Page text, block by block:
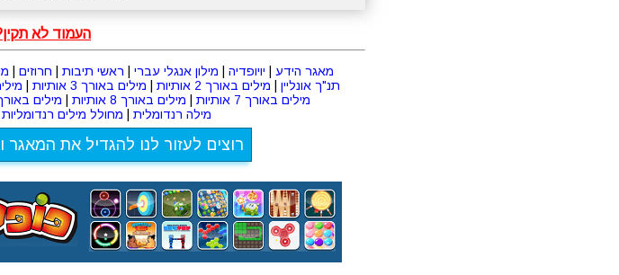
העמוד לא
מאגר הידע יויופדיה מילון אנגלי עברי ראשי תיבות חרוזים
תנ"ך אונליין
מילים באורך 2 אותיות מילים באורך 3 אותיות מילים
מילים באורך 7 אותיות
מילים באורך 8 אותיות מילים באורך 9
מילה רנדומלית
מחולל מילים רנדומליות
רוצים לעזור לנו להגדיל את המאגר